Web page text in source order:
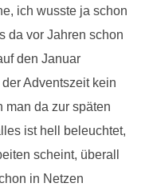
ich wusste ja schon
da vor Jahren schon
den Januar
Adventszeit kein
man da zur späten
ist hell beleuchtet,
scheint, überall
in Netzen